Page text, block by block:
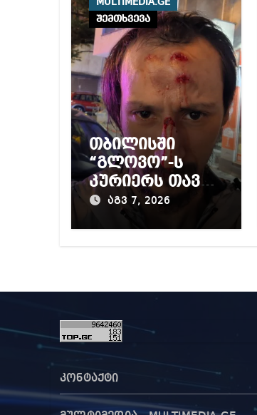
MULTIMEDIA.GE
შემთხვევა
თბილისში
“გლოვო”-ს
კურიერს თავს
დაესხნენ
აგვ 7, 2026
კონტაქტი